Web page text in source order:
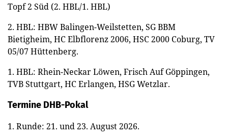
Topf 2 Süd (2. HBL/1. HBL)
2. HBL: HBW Balingen-Weilstetten, SG BBM
Bietigheim, HC Elbflorenz 2006, HSC 2000 Coburg, TV
05/07 Hüttenberg.
1. HBL: Rhein-Neckar Löwen, Frisch Auf Göppingen,
TVB Stuttgart, HC Erlangen, HSG Wetzlar.
Termine DHB-Pokal
1. Runde: 21. und 23. August 2026.